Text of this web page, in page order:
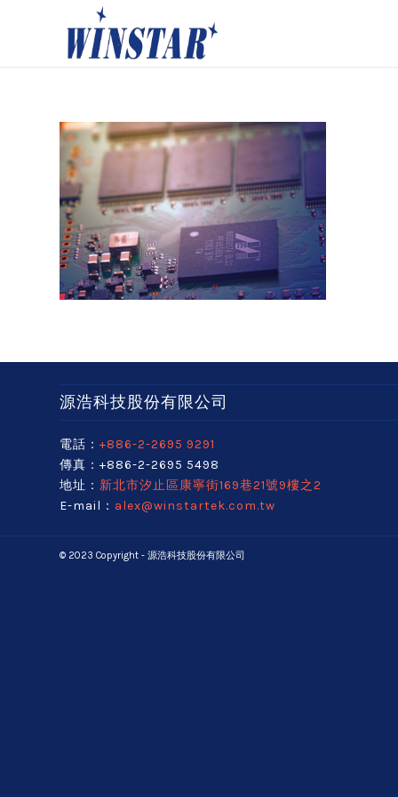
源浩科技股份有限公司
電話： +886-2-2695 9291
傳真：+886-2-2695 5498
地址： 新北市汐止區康寧街169巷21號9樓之2
E-mail： alex@winstartek.com.tw
© 2023 Copyright - 源浩科技股份有限公司